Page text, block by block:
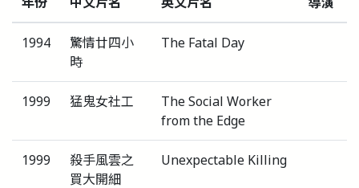
1994
驚情廿四小
時
The Fatal Day
1999 猛鬼女社工
The Social Worker
from the Edge
1999
殺手風雲之
買大開細
Unexpectable Killing